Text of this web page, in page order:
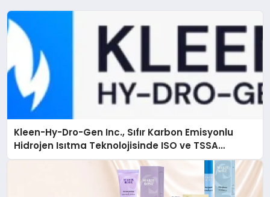
Kleen-Hy-Dro-Gen Inc., Sıfır Karbon Emisyonlu
Hidrojen Isıtma Teknolojisinde ISO ve TSSA
Düzenleyici Onaylarını Aldı